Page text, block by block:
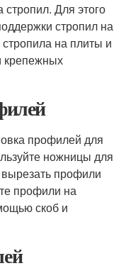
Для этого
стропил на
на плиты и
крепежных
профилей для
ножницы для
профили
профили на
скоб и